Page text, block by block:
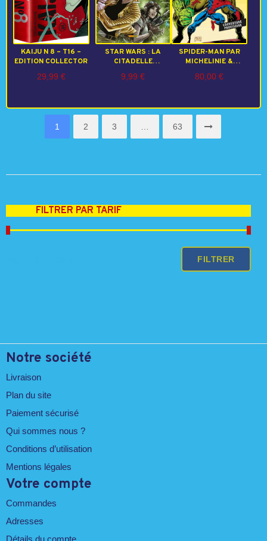
KAIJU N 8 – T16 –
EDITION COLLECTOR
29,99 €
STAR WARS : LA
CITADELLE
9,99€
SPIDER-MAN PAR
MICHELINIE &
80,00€
1 2 3 63
FILTRER PAR TARIF
FILTRER
Notre société
Livraison
Plan du site
Paiement sécurisé
Qui sommes nous ?
Conditions d’utilisation
Mentions légales
Votre compte
Commandes
Adresses
Détails du compte